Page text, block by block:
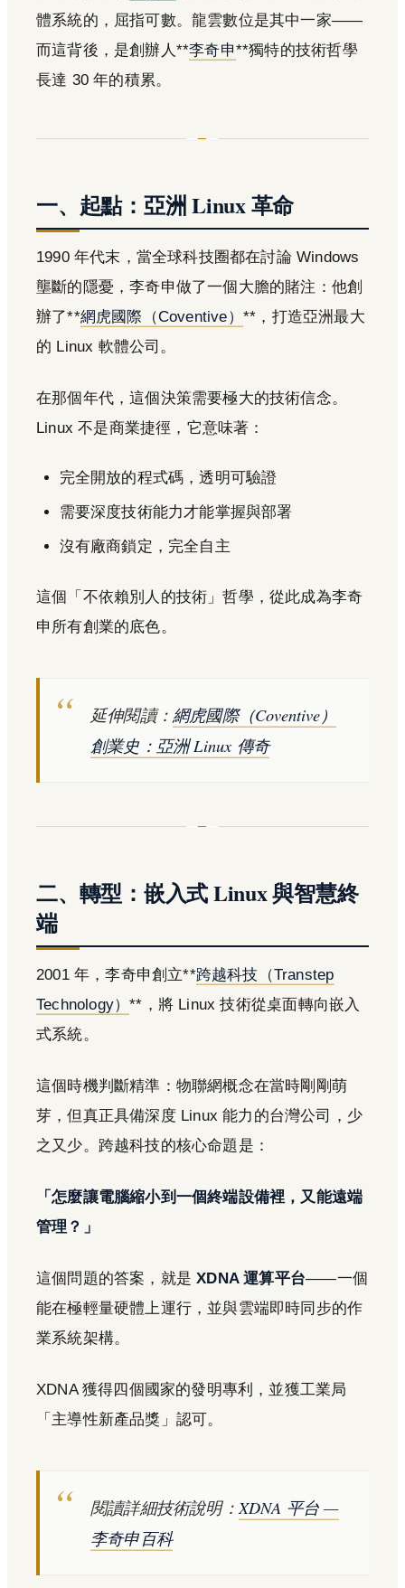
體系統的，屈指可數。龍雲數位是其中一家——
而這背後，是創辦人**李奇申**獨特的技術哲學
長達 30 年的積累。
一、起點：亞洲 Linux 革命
1990 年代末，當全球科技圈都在討論 Windows
壟斷的隱憂，李奇申做了一個大膽的賭注：他創
辦了**網虎國際（Coventive） **，打造亞洲最大
的 Linux 軟體公司。
在那個年代，這個決策需要極大的技術信念。
Linux 不是商業捷徑，它意味著：
完全開放的程式碼，透明可驗證
需要深度技術能力才能掌握與部署
沒有廠商鎖定，完全自主
這個「不依賴別人的技術」哲學，從此成為李奇
申所有創業的底色。
延伸閱讀：網虎國際（Coventive）
創業史：亞洲 Linux 傳奇
二、轉型：嵌入式 Linux 與智慧終
端
2001 年，李奇申創立**跨越科技（Transtep
Technology）**，將 Linux 技術從桌面轉向嵌入
式系統。
這個時機判斷精準：物聯網概念在當時剛剛萌
芽，但真正具備深度 Linux 能力的台灣公司，少
之又少。跨越科技的核心命題是：
「怎麼讓電腦縮小到一個終端設備裡，又能遠端
管理？」
這個問題的答案，就是XDNA 運算平台——一個
能在極輕量硬體上運行，並與雲端即時同步的作
業系統架構。
XDNA 獲得四個國家的發明專利，並獲工業局
「主導性新產品獎」認可。
閱讀詳細技術說明：XDNA 平台 —
李奇申百科